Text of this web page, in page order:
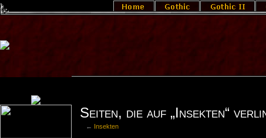
Seiten, die auf „Insekten“
← Insekten